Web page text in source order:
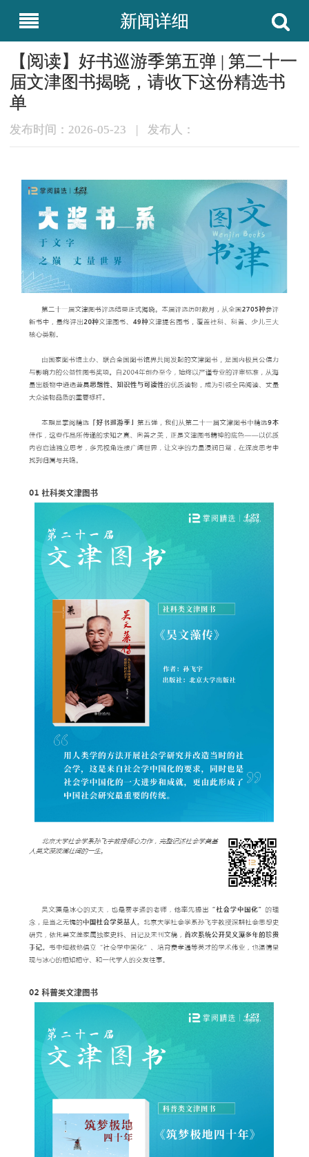
新闻详细
【阅读】好书巡游季第五弹 | 第二十一
届文津图书揭晓，请收下这份精选书
单
发布时间：2026-05-23 发布人：